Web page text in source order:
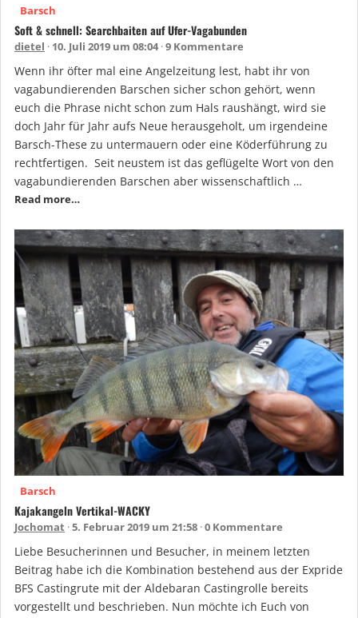
Barsch
Soft & schnell: Searchbaiten auf Ufer-Vagabunden
dietel 10. Juli 2019 um 08:04 9 Kommentare
Wenn ihr öfter mal eine Angelzeitung lest, habt ihr von
vagabundierenden Barschen sicher schon gehört, wenn
euch die Phrase nicht schon zum Hals raushängt, wird sie
doch Jahr für Jahr aufs Neue herausgeholt, um irgendeine
Barsch-These zu untermauern oder eine Köderführung zu
rechtfertigen. Seit neustem ist das geflügelte Wort von den
vagabundierenden Barschen aber wissenschaftlich …
Read more…
Barsch
Kajakangeln Vertikal-WACKY
Jochomat 5. Februar 2019 um 21:58 0 Kommentare
Liebe Besucherinnen und Besucher, in meinem letzten
Beitrag habe ich die Kombination bestehend aus der Expride
BFS Castingrute mit der Aldebaran Castingrolle bereits
vorgestellt und beschrieben. Nun möchte ich Euch von